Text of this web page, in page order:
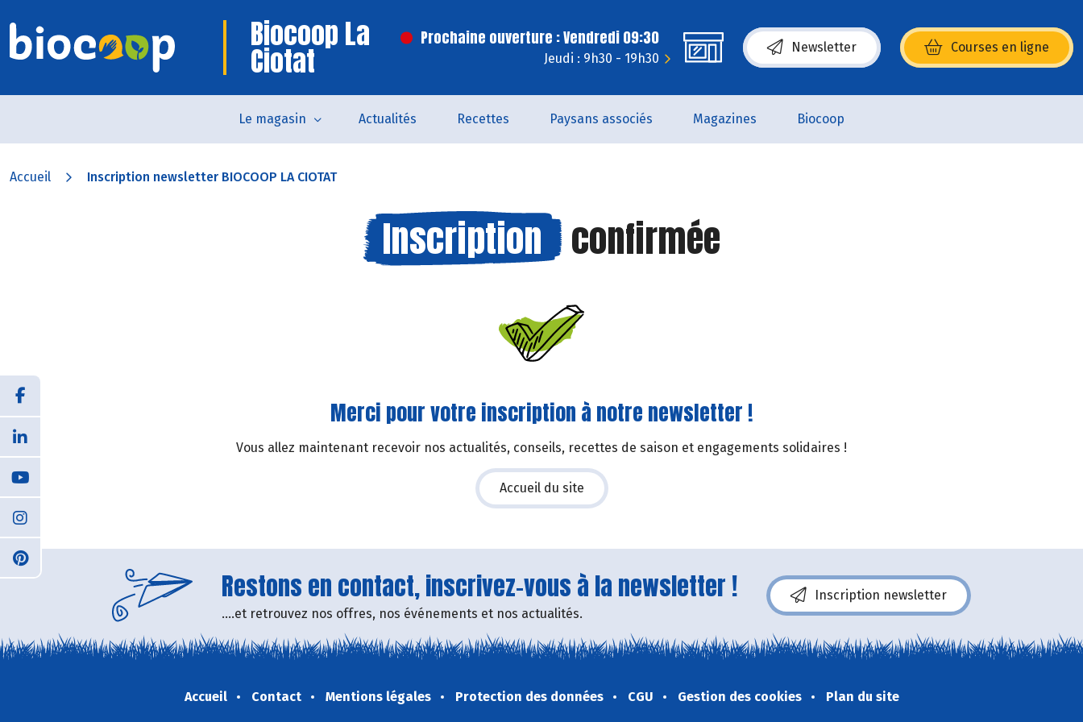
Biocoop La
Ciotat
Prochaine ouverture : Vendredi 09:30
Jeudi : 9h30 - 19h30
Newsletter Courses en ligne
(s’ouvre dans une nouvelle fenêtre)
Le magasin Actualités Recettes Paysans associés Magazines Biocoop
Accueil Inscription newsletter BIOCOOP LA CIOTAT
Inscription confirmée
Merci pour votre inscription à notre newsletter !
Vous allez maintenant recevoir nos actualités, conseils, recettes de saison et engagements solidaires !
Accueil du site
Restons en contact, inscrivez-vous à la newsletter !
....et retrouvez nos offres, nos événements et nos actualités.
Inscription newsletter
Accueil Contact Mentions légales Protection des données CGU Gestion des cookies Plan du site